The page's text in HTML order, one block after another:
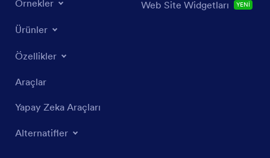
Örnekler
Ürünler
Özellikler
Araçlar
Yapay Zeka Araçları
Alternatifler
Web Site Widgetları YENİ